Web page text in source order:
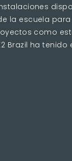
la escuela
como
Brazil ha